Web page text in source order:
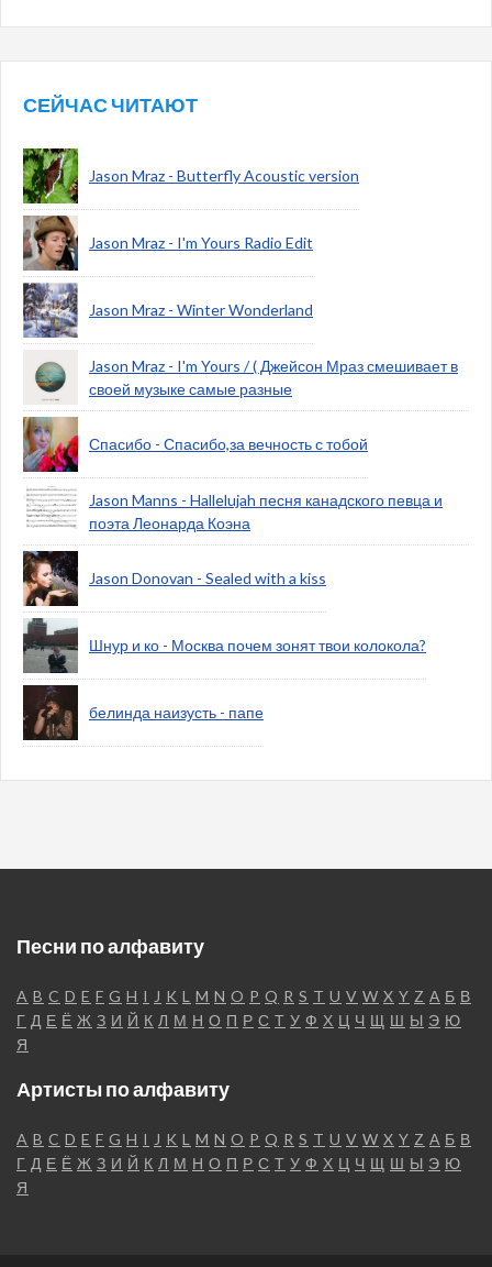
СЕЙЧАС ЧИТАЮТ
Jason Mraz - Butterfly Acoustic version
Jason Mraz - I'm Yours Radio Edit
Jason Mraz - Winter Wonderland
Jason Mraz - I'm Yours / ( Джейсон Мраз смешивает в
своей музыке самые разные
Спасибо - Спасибо,за вечность с тобой
Jason Manns - Hallelujah песня канадского певца и
поэта Леонарда Коэна
Jason Donovan - Sealed with a kiss
Шнур и ко - Москва почем зонят твои колокола?
белинда наизусть - папе
Песни по алфавиту
A B C D E F G H I J K L M N O P Q R S T U V W X Y Z А Б В
Г Д Е Ё Ж З И Й К Л М Н О П Р С Т У Ф Х Ц Ч Щ Ш Ы Э Ю
Я
Артисты по алфавиту
A B C D E F G H I J K L M N O P Q R S T U V W X Y Z А Б В
Г Д Е Ё Ж З И Й К Л М Н О П Р С Т У Ф Х Ц Ч Щ Ш Ы Э Ю
Я